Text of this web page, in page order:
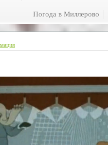
Погода в Миллерово